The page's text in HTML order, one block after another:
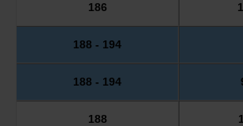
186
188 - 194
188 - 194
188